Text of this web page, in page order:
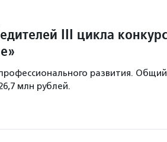
III цикла
развития. Общий
млн рублей.